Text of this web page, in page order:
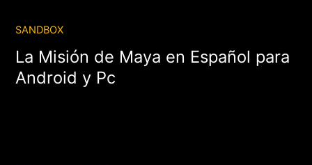
SANDBOX
La Misión de Maya en Español para
Android y Pc